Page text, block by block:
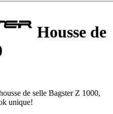
Housse de
de selle Bagster Z 1000,
unique!